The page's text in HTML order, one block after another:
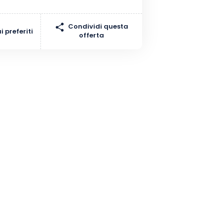
preferiti
Condividi questa
offerta